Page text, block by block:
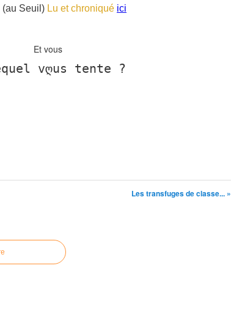
Seuil) Lu et chroniqué ici
Et vous
vღus tente ?
Les transfuges de classe... »